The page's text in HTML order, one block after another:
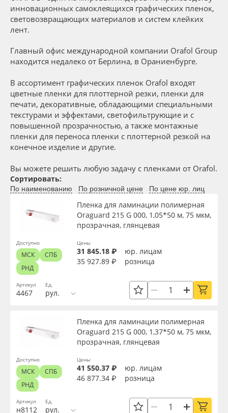
Сервис
Инструкции
Компания
Контакты
Блог
Поставщикам
8 800 550 7888
Москва
Клей, скотчи и крепёж
Мобильные конструкции и POS-материалы
Профильные системы
Сублимация и термотрансфер
Светотехника
Инженерные пластики
Упаковочные материалы
Оборудование и инструмент
Новинки ассортимента
Oracal 641
Orajet 3640
Плёнка монтажная Oratape
Вспененный ПВХ
Баннер
Тип
Ширина, м
Длина рулона, м
Толщина, мкм
Цвет
Цвет клея
Текстура
Срок эксплуатации, лет
Страна происхождения
инновационных самоклеящихся графических пленок,
световозвращающих материалов и систем клейких
лент.
Главный офис международной компании Orafol Group
находится недалеко от Берлина, в Ораниенбурге.
В ассортимент графических пленок Orafol входят
цветные пленки для плоттерной резки, пленки для
печати, декоративные, обладающими специальными
текстурами и эффектами, светофильтрующие и с
повышенной прозрачностью, а также монтажные
пленки для переноса пленки с плоттерной резкой на
конечное изделие и другие.
Вы можете решить любую задачу с пленками от Orafol.
Сортировать:
По наименованию По розничной цене По цене юр. лиц
Артикул
4467
Пленка для ламинации полимерная
Oraguard 215 G 000, 1,05*50 м, 75 мкм,
прозрачная, глянцевая
Ед.
рул.
Цены
31 845.18 ₽
юр. лицам
35 927.89 ₽
розница
Доступно
МСК
СПБ
РНД
Артикул
н8112
Пленка для ламинации полимерная
Oraguard 215 G 000, 1,37*50 м, 75 мкм,
прозрачная, глянцевая
Ед.
рул.
Цены
41 550.37 ₽
юр. лицам
46 877.34 ₽
розница
Доступно
МСК
СПБ
РНД